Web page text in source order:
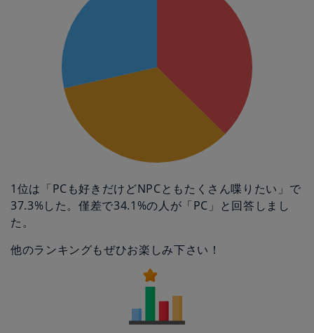
1位は「PCも好きだけどNPCともたくさん喋りたい」で
37.3%した。僅差で34.1%の人が「PC」と回答しまし
た。
他のランキングもぜひお楽しみ下さい！